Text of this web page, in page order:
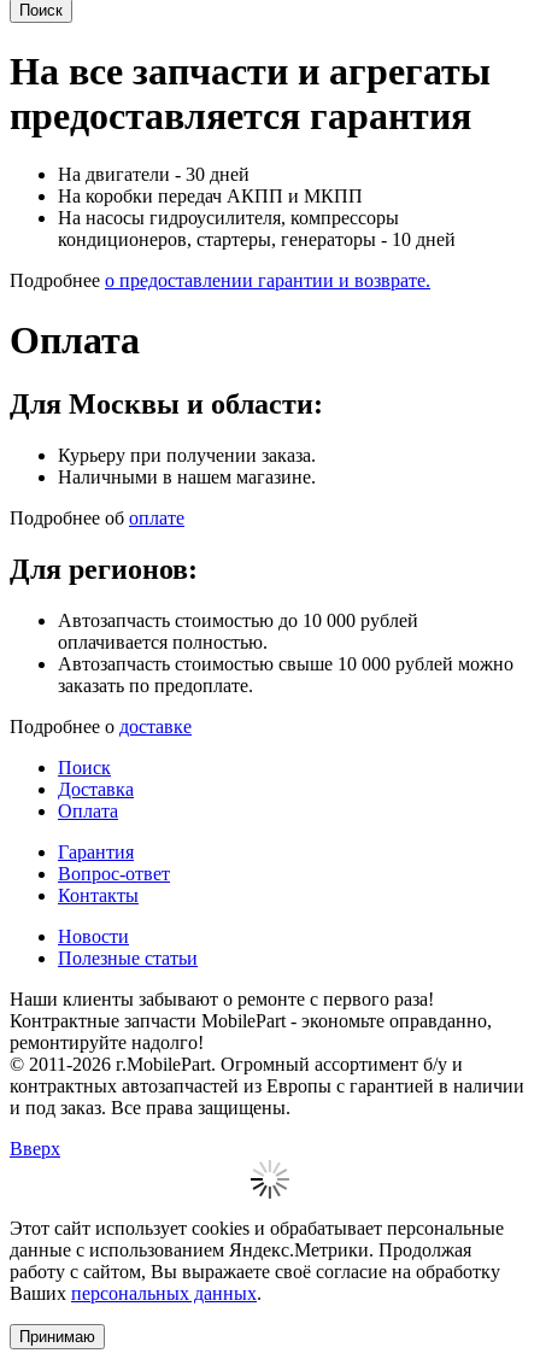
Поиск
На все запчасти и агрегаты
предоставляется гарантия
На двигатели - 30 дней
На коробки передач АКПП и МКПП
На насосы гидроусилителя, компрессоры
кондиционеров, стартеры, генераторы - 10 дней
Подробнее о предоставлении гарантии и возврате.
Оплата
Для Москвы и области:
Курьеру при получении заказа.
Наличными в нашем магазине.
Подробнее об оплате
Для регионов:
Автозапчасть стоимостью до 10 000 рублей
оплачивается полностью.
Автозапчасть стоимостью свыше 10 000 рублей можно
заказать по предоплате.
Подробнее о доставке
Поиск
Доставка
Оплата
Гарантия
Вопрос-ответ
Контакты
Новости
Полезные статьи
Наши клиенты забывают о ремонте с первого раза!
Контрактные запчасти MobilePart - экономьте оправданно,
ремонтируйте надолго!
© 2011-2026 г.MobilePart. Огромный ассортимент б/у и
контрактных автозапчастей из Европы с гарантией в наличии
и под заказ. Все права защищены.
Вверх
Этот сайт использует cookies и обрабатывает персональные
данные с использованием Яндекс.Метрики. Продолжая
работу с сайтом, Вы выражаете своё согласие на обработку
Ваших персональных данных.
Принимаю